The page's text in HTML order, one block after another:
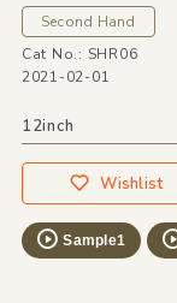
Second Hand
Cat No.: SHR06
2021-02-01
12inch
Wishlist
Sample1